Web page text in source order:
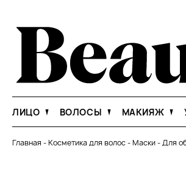
ЛИЦО ВОЛОСЫ МАКИЯЖ
Главная -Косметика для волос-Маски-Для